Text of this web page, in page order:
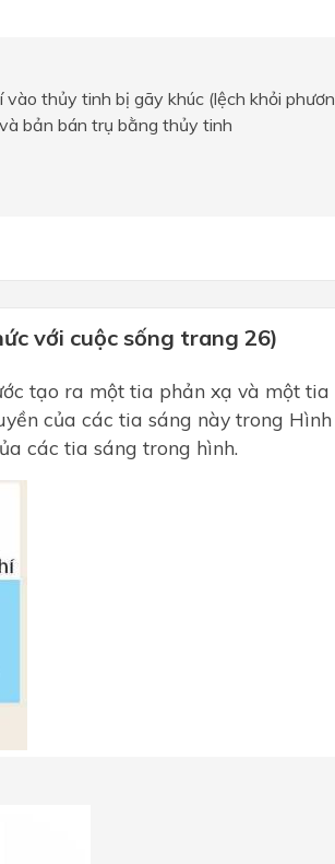
vào thủy tinh bị gãy khúc (lệch khỏi
bản bán trụ bằng thủy tinh
với cuộc sống trang 26)
tạo ra một tia phản xạ và một tia
của các tia sáng này trong Hình
các tia sáng trong hình.